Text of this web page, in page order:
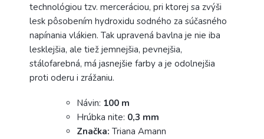
technológiou tzv. merceráciou, pri ktorej sa zvýši
lesk pôsobením hydroxidu sodného za súčasného
napínania vlákien. Tak upravená bavlna je nie iba
lesklejšia, ale tiež jemnejšia, pevnejšia,
stálofarebná, má jasnejšie farby a je odolnejšia
proti oderu i zrážaniu.
Návin: 100 m
Hrúbka nite: 0,3 mm
Značka: Triana Amann